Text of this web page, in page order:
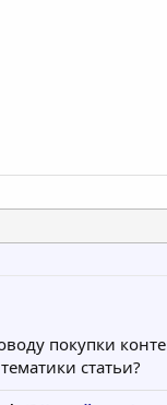
покупки
статьи?